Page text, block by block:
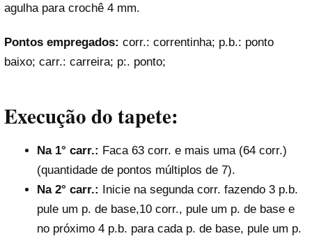
agulha para crochê 4 mm.
Pontos empregados: corr.: correntinha; p.b.: ponto
baixo; carr.: carreira; p:. ponto;
Execução do tapete:
Na 1° carr.: Faca 63 corr. e mais uma (64 corr.)
(quantidade de pontos múltiplos de 7).
Na 2° carr.: Inicie na segunda corr. fazendo 3 p.b.
pule um p. de base,10 corr., pule um p. de base e
no próximo 4 p.b. para cada p. de base, pule um p.